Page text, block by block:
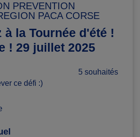
PREVENTION
PACA CORSE
à la Tournée d'été !
! 29 juillet 2025
5 souhaités
ce défi :)